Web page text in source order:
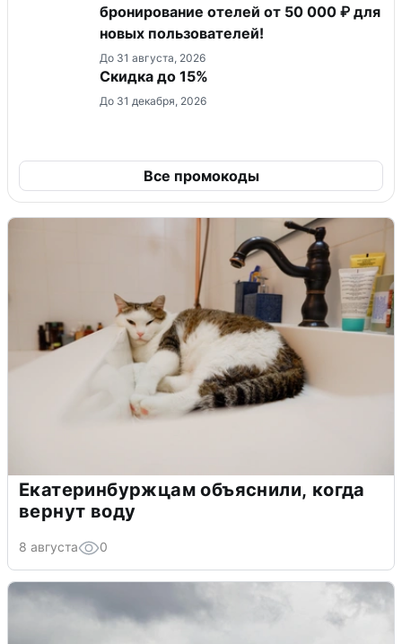
бронирование отелей от 50 000 ₽ для
новых пользователей!
До 31 августа, 2026
Скидка до 15%
До 31 декабря, 2026
Все промокоды
Екатеринбуржцам объяснили, когда
вернут воду
8 августа 0